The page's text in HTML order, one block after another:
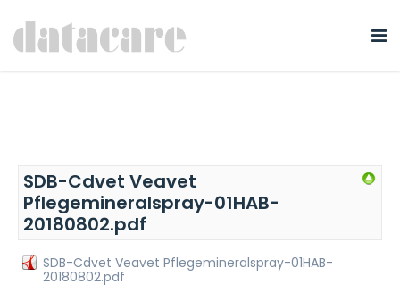
SDB-Cdvet Veavet
Pflegemineralspray-01HAB-
20180802.pdf
SDB-Cdvet Veavet Pflegemineralspray-01HAB-
20180802.pdf